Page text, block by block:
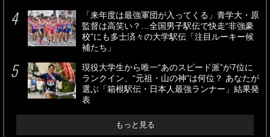
「来年度は最強軍団が入ってくる」青学大・原
監督は高笑い？…全国男子駅伝で快走“非強豪
校”にも多士済々の大学駅伝「注目ルーキー候
補たち」
現役大学生から唯一“あのスピード派”が7位に
ランクイン、“元祖・山の神”は何位？ あなたが
選ぶ「箱根駅伝・日本人最強ランナー」結果発
表
もっと見る